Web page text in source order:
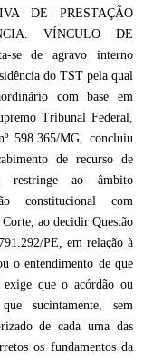
DE PRESTAÇÃO
VÍNCULO DE
se de agravo interno
do TST pela qual
com base em
Tribunal Federal,
598.365/MG, concluiu
de recurso de
restringe ao âmbito
constitucional com
ao decidir Questão
PE, em relação à
o entendimento de que
que o acórdão ou
sucintamente, sem
de cada uma das
os fundamentos da